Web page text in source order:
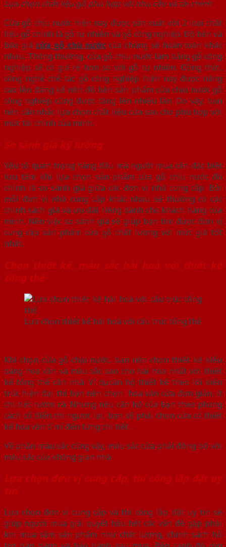
Lựa chọn chất liệu gỗ phù hợp với nhu cầu và tài chính
Cửa gỗ chịu nước hiện nay được sản xuất với 2 loại chất
liệu gỗ chính là gỗ tự nhiên và gỗ công nghiệp. Độ bền và
báo giá cửa gỗ chịu nước của chúng sẽ hoàn toàn khác
nhau. Thông thường, cửa gỗ chịu nước làm bằng gỗ công
nghiệp sẽ có giá rẻ hơn so với gỗ tự nhiên. Đồng thời,
công nghệ chế tác gỗ công nghiệp hiện nay được nâng
cao lên đáng kể nên độ bền sản phẩm cửa chịu nước gỗ
công nghiệp cũng được tăng lên nhiều lần. Do vậy, bạn
nên cân nhắc lựa chọn chất liệu cửa sao cho phù hợp với
mức tài chính của mình.
So sánh giá kỹ lưỡng
Yếu tố quan trọng hàng đầu mà người mua cần đặc biệt
lưu tâm khi lựa chọn sản phẩm cửa gỗ chịu nước đó
chính là so sánh giá giữa các đơn vị nhà cung cấp. Bởi
mỗi đơn vị nhà cung cấp khác nhau sẽ thường có các
chính sách giá và ưu đãi riêng dành cho khách hàng của
mình. Nên việc so sánh giá sẽ giúp bạn tìm được đơn vị
cung cấp sản phẩm cửa gỗ chất lượng với mức giá tốt
nhất.
Chọn thiết kế, màu sắc hài hoà với thiết kế
tổng thể
Lựa chọn thiết kế hài hoà với cấu trúc tổng thể
Khi chọn cửa gỗ chịu nước, bạn nên chọn thiết kế kiểu
dáng hoa văn và màu sắc sao cho hài hòa nhất với thiết
kế tổng thể căn nhà. Ví dụ, căn hộ thiết kế theo lối kiến
trúc hiện đại thì bạn nên chọn hoa văn cửa đơn giản, ít
chi tiết rườm rà. Nhưng nếu căn hộ của bạn theo phong
cách cổ điển thì ngược lại, bạn sẽ phải chọn cửa có thiết
kế hoa văn tỉ mỉ đến từng chi tiết…
Về phần màu sắc cũng vậy, màu sắc cửa phải đồng bộ với
màu sắc của không gian nhà.
Lựa chọn đơn vị cung cấp, thi công lắp đặt uy
tín
Lựa chọn đơn vị cung cấp và thi công lắp đặt uy tín sẽ
giúp người mua giải quyết hầu hết các vấn đề gặp phải
khi mua sắm sản phẩm như chất lượng, chính sách hỗ